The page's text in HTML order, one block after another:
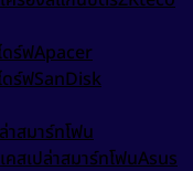
ดร์ฟApacer
ร์ฟSanDisk
าสมาร์ทโฟน
เคสเปล่าสมาร์ทโฟนAsus